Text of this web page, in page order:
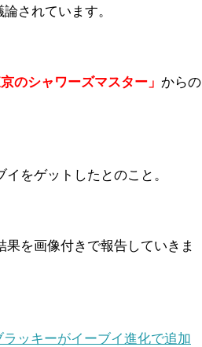
されています。
京のシャワーズマスター」 からの
をゲットしたとのこと。
を画像付きで報告していきま
ッキーがイーブイ進化で追加